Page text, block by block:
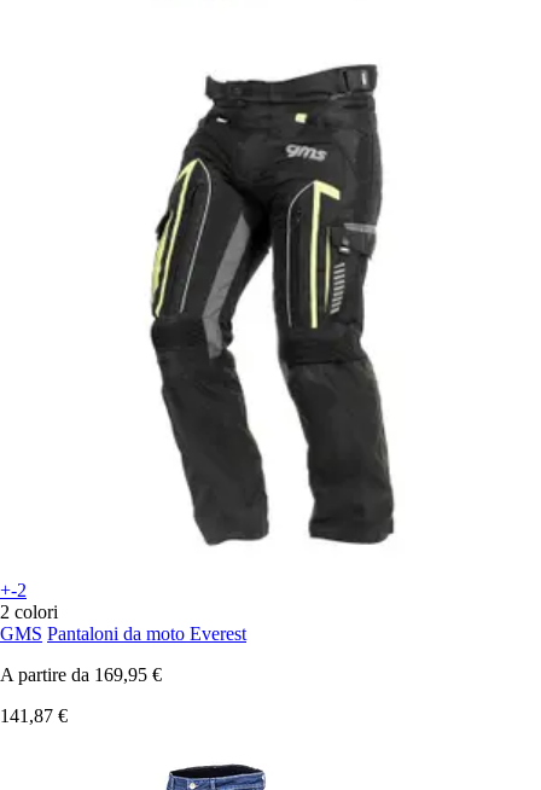
+-2
2 colori
GMS Pantaloni da moto Everest
A partire da 169,95 €
141,87 €